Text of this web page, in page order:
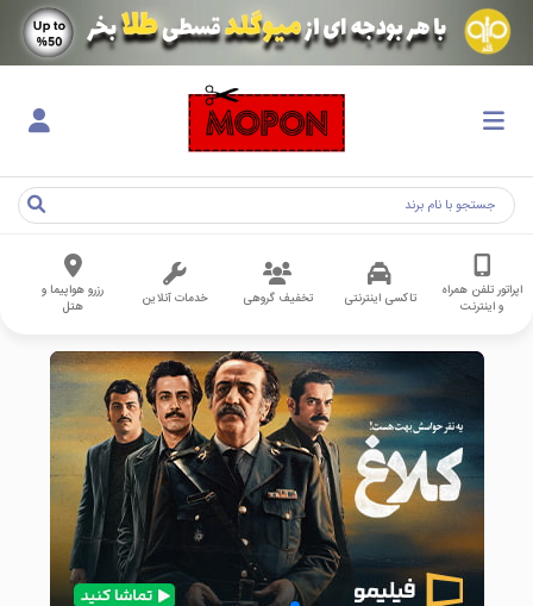
اپراتور تلفن همراه
و اینترنت
تاکسی اینترنتی تخفیف گروهی خدمات آنلاین
رزرو هواپیما و
هتل